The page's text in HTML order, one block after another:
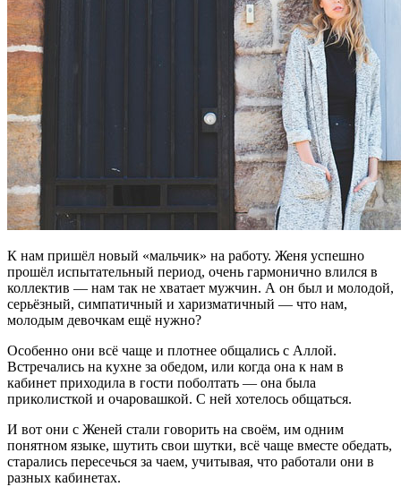
К нам пришёл новый «мальчик» на работу. Женя успешно
прошёл испытательный период, очень гармонично влился в
коллектив — нам так не хватает мужчин. А он был и молодой,
серьёзный, симпатичный и харизматичный — что нам,
молодым девочкам ещё нужно?
Особенно они всё чаще и плотнее общались с Аллой.
Встречались на кухне за обедом, или когда она к нам в
кабинет приходила в гости поболтать — она была
приколисткой и очаровашкой. С ней хотелось общаться.
И вот они с Женей стали говорить на своём, им одним
понятном языке, шутить свои шутки, всё чаще вместе обедать,
старались пересечься за чаем, учитывая, что работали они в
разных кабинетах.